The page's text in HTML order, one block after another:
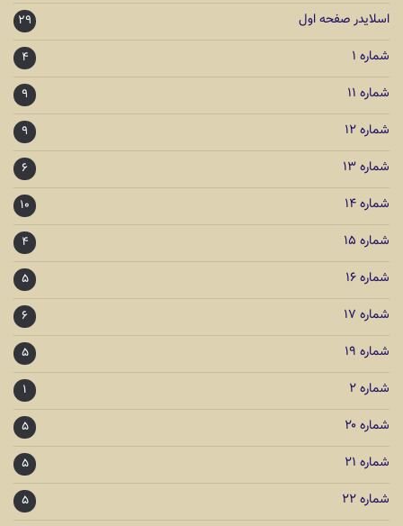
اسلایدر صفحه اول ۲۹
شماره ۱ ۴
شماره ۱۱ ۹
شماره ۱۲ ۹
شماره ۱۳ ۶
شماره ۱۴ ۱۰
شماره ۱۵ ۴
شماره ۱۶ ۵
شماره ۱۷ ۶
شماره ۱۹ ۵
شماره ۲ ۱
شماره ۲۰ ۵
شماره ۲۱ ۵
شماره ۲۲ ۵